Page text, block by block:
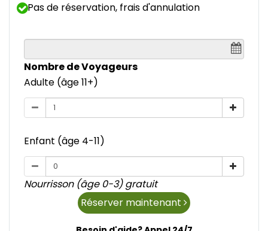
Pas de réservation, frais d'annulation
Nombre de Voyageurs
Adulte (âge 11+)
Enfant (âge 4-11)
Nourrisson (âge 0-3) gratuit
Réserver maintenant